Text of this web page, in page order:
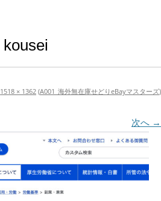
kousei
1518 × 1362 (A001_海外無在庫せどりeBayマスターズ)
次へ →